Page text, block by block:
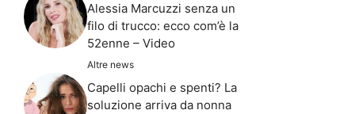
Alessia Marcuzzi senza un
filo di trucco: ecco com’è la
52enne – Video
Altre news
Capelli opachi e spenti? La
soluzione arriva da nonna